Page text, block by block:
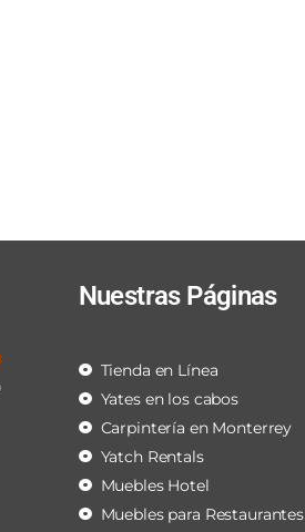
Nuestras Páginas
Tienda en Línea
Yates en los cabos
Carpintería en Monterrey
Yatch Rentals
Muebles Hotel
Muebles para Restaurantes